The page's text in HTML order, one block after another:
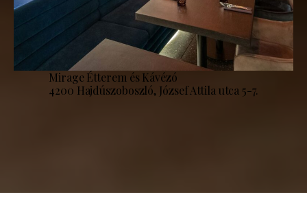
Mirage Étterem és Kávézó
4200 Hajdúszoboszló, József Attila utca 5-7.